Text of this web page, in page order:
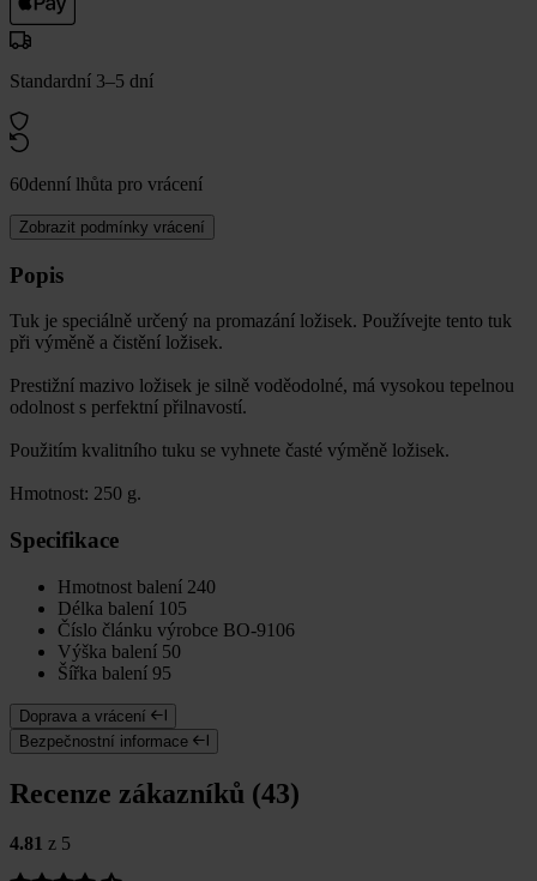
Standardní 3–5 dní
60denní lhůta pro vrácení
Zobrazit podmínky vrácení
Popis
Tuk je speciálně určený na promazání ložisek. Používejte tento tuk
při výměně a čistění ložisek.
Prestižní mazivo ložisek je silně voděodolné, má vysokou tepelnou
odolnost s perfektní přilnavostí.
Použitím kvalitního tuku se vyhnete časté výměně ložisek.
Hmotnost: 250 g.
Specifikace
Hmotnost balení 240
Délka balení 105
Číslo článku výrobce BO-9106
Výška balení 50
Šířka balení 95
Doprava a vrácení
Bezpečnostní informace
Recenze zákazníků (43)
4.81 z 5